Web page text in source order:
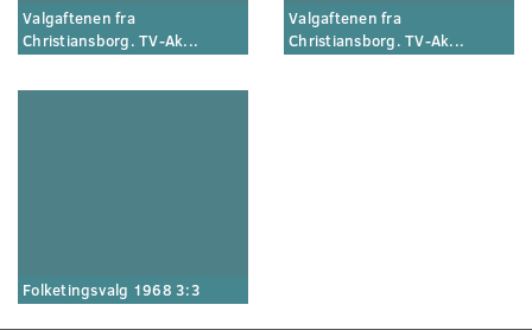
Valgaftenen fra
Christiansborg. TV-Ak...
Valgaftenen fra
Christiansborg. TV-Ak...
Folketingsvalg 1968 3:3